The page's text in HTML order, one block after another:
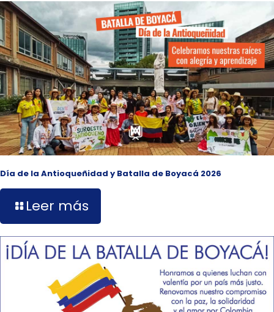
Día de la Antioqueñidad y Batalla de Boyacá 2026
Leer más